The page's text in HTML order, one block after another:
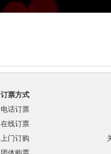
订票方式
电话订票
在线订票
上门订购